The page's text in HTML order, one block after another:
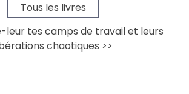
Tous les livres
leur tes camps de travail et leurs
chaotiques >>